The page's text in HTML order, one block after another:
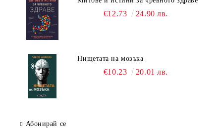
€12.73 24.90 лв.
Нищетата на мозъка
€10.23 20.01 лв.
Абонирай се